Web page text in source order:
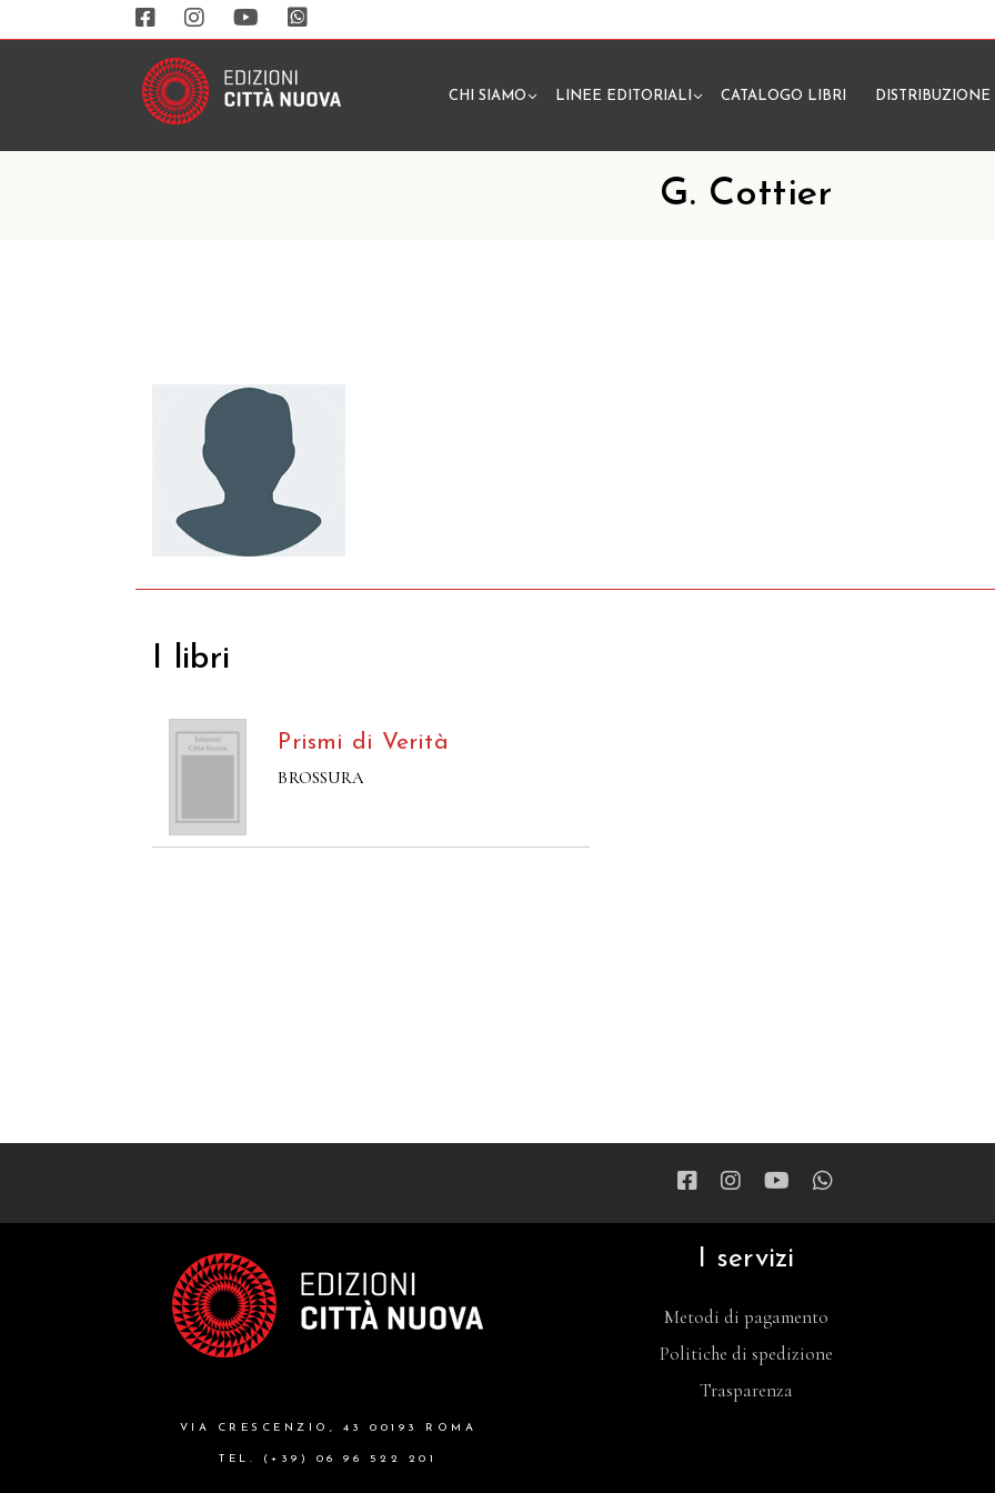
CHI SIAMO LINEE EDITORIALI CATALOGO LIBRI DISTRIBUZIONE
G. Cottier
I libri
Prismi di Verità
BROSSURA
VIA CRESCENZIO, 43 00193 ROMA
TEL. (+39) 06 96 522 201
I servizi
Metodi di pagamento
Politiche di spedizione
Trasparenza